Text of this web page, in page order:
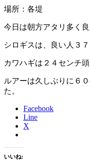
場所：各堤
今日は朝方アタリ多く良
シロギスは、良い人３
カワハギは２４センチ
ルアーは久しぶりに６
た。
Facebook
Line
X
いいね: